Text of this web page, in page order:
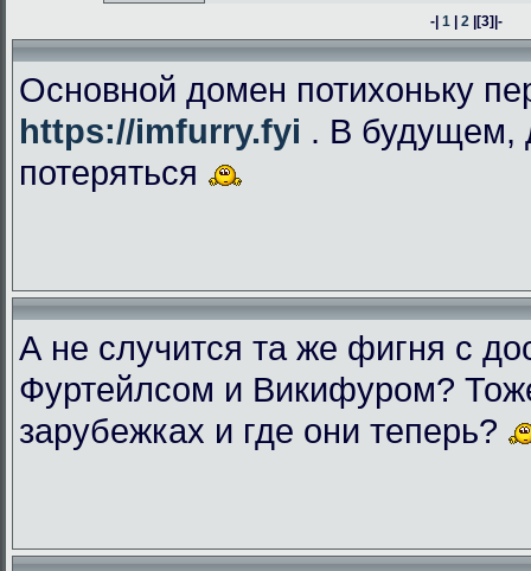
-|1 |2 |[3]|-
Основной домен потихоньку
https://imfurry.fyi . В будущем,
потеряться
А не случится та же фигня с
Фуртейлсом и Викифуром?
зарубежках и где они теперь?